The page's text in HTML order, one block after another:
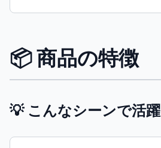
📦 商品の特徴
💡 こんなシーンで活躍